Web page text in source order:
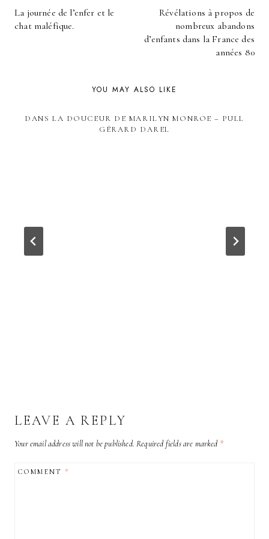
NAVIGATION
La journée de l’enfer et le
chat maléfique.
Révélations à propos de
nombreux abandons
d’enfants dans la France des
années 80
YOU MAY ALSO LIKE
DANS LA DOUCEUR DE MARILYN MONROE – PULL
GÉRARD DAREL
LEAVE A REPLY
Your email address will not be published. Required fields are marked *
COMMENT*